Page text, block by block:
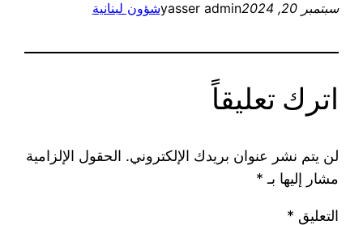
سبتمبر 20, 2024 yasser adminشؤون لبنانية
اترك تعليقاً
لن يتم نشر عنوان بريدك الإلكتروني. الحقول الإلزامية
مشار إليها بـ *
التعليق *